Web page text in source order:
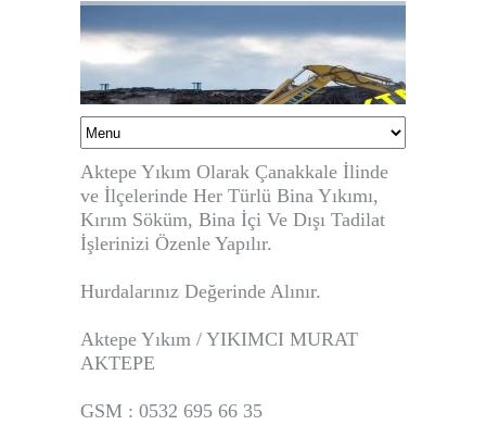
Aktepe Yıkım Olarak Çanakkale İlinde
ve İlçelerinde Her Türlü Bina Yıkımı,
Kırım Söküm, Bina İçi Ve Dışı Tadilat
İşlerinizi Özenle Yapılır.
Hurdalarınız Değerinde Alınır.
Aktepe Yıkım / YIKIMCI MURAT
AKTEPE
GSM : 0532 695 66 35